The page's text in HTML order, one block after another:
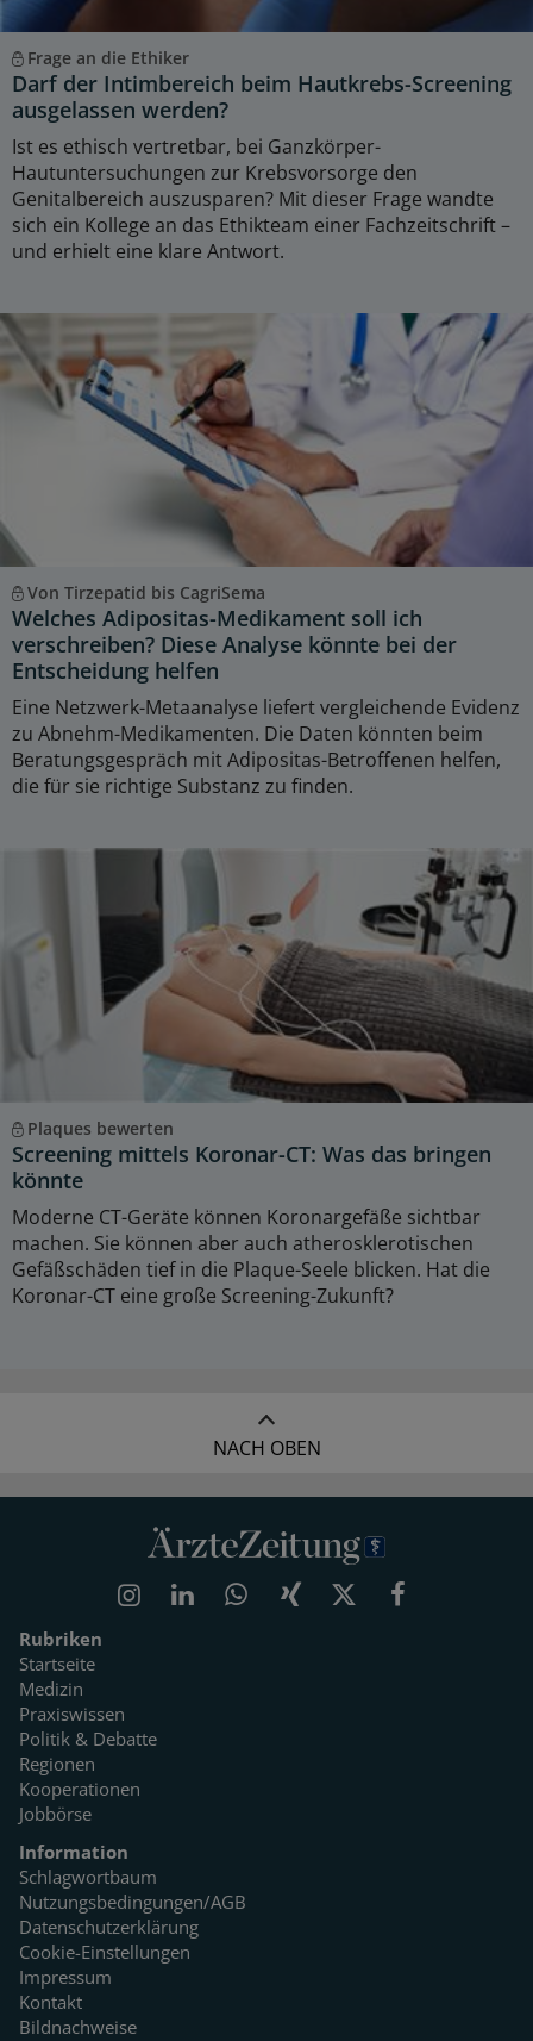
Frage an die Ethiker
Darf der Intimbereich beim Hautkrebs-Screening
ausgelassen werden?
Ist es ethisch vertretbar, bei Ganzkörper-
Hautuntersuchungen zur Krebsvorsorge den
Genitalbereich auszusparen? Mit dieser Frage wandte
sich ein Kollege an das Ethikteam einer Fachzeitschrift –
und erhielt eine klare Antwort.
Von Tirzepatid bis CagriSema
Welches Adipositas-Medikament soll ich
verschreiben? Diese Analyse könnte bei der
Entscheidung helfen
Eine Netzwerk-Metaanalyse liefert vergleichende Evidenz
zu Abnehm-Medikamenten. Die Daten könnten beim
Beratungsgespräch mit Adipositas-Betroffenen helfen,
die für sie richtige Substanz zu finden.
Plaques bewerten
Screening mittels Koronar-CT: Was das bringen
könnte
Moderne CT-Geräte können Koronargefäße sichtbar
machen. Sie können aber auch atherosklerotischen
Gefäßschäden tief in die Plaque-Seele blicken. Hat die
Koronar-CT eine große Screening-Zukunft?
NACH OBEN
Rubriken
Startseite
Medizin
Praxiswissen
Politik & Debatte
Regionen
Kooperationen
Jobbörse
Information
Schlagwortbaum
Nutzungsbedingungen/AGB
Datenschutzerklärung
Cookie-Einstellungen
Impressum
Kontakt
Bildnachweise